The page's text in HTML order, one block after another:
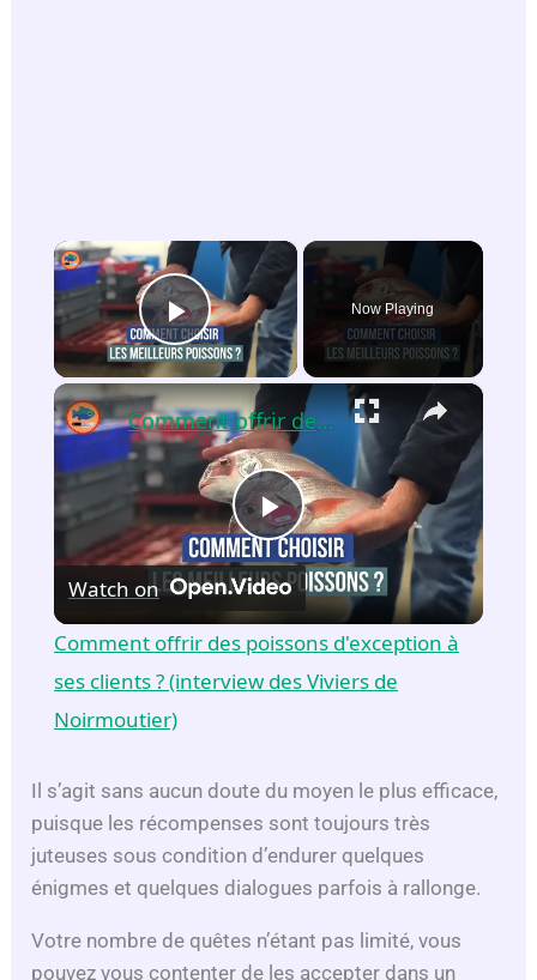
×
Play Video
Now Playing
×
P
a
V
i
d
Comment offrir des poissons d'exception à ses clients ? (interview des Viviers de Noirmoutier)
Watch on
Comment offrir des poissons d'exception à
ses clients ? (interview des Viviers de
Noirmoutier)
Il s’agit sans aucun doute du moyen le plus efficace,
puisque les récompenses sont toujours très
juteuses sous condition d’endurer quelques
énigmes et quelques dialogues parfois à rallonge.
Votre nombre de quêtes n’étant pas limité, vous
pouvez vous contenter de les accepter dans un